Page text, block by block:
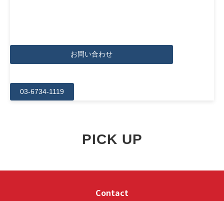
お問い合わせ
03-6734-1119
PICK UP
Contact